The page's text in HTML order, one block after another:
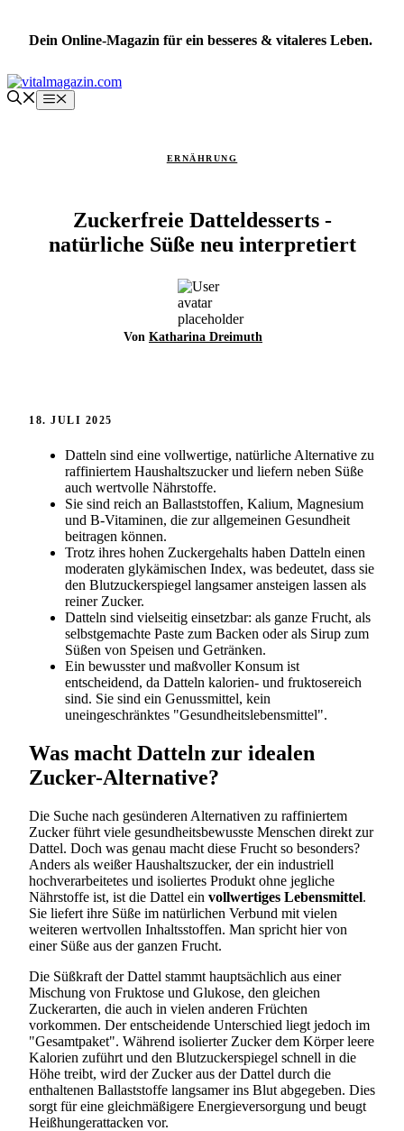
springen
Dein Online-Magazin für ein besseres & vitaleres Leben.
Menü
ERNÄHRUNG
Zuckerfreie Datteldesserts -
natürliche Süße neu interpretiert
Von Katharina Dreimuth
18. JULI 2025
Datteln sind eine vollwertige, natürliche Alternative zu
raffiniertem Haushaltszucker und liefern neben Süße
auch wertvolle Nährstoffe.
Sie sind reich an Ballaststoffen, Kalium, Magnesium
und B-Vitaminen, die zur allgemeinen Gesundheit
beitragen können.
Trotz ihres hohen Zuckergehalts haben Datteln einen
moderaten glykämischen Index, was bedeutet, dass sie
den Blutzuckerspiegel langsamer ansteigen lassen als
reiner Zucker.
Datteln sind vielseitig einsetzbar: als ganze Frucht, als
selbstgemachte Paste zum Backen oder als Sirup zum
Süßen von Speisen und Getränken.
Ein bewusster und maßvoller Konsum ist
entscheidend, da Datteln kalorien- und fruktosereich
sind. Sie sind ein Genussmittel, kein
uneingeschränktes "Gesundheitslebensmittel".
Was macht Datteln zur idealen
Zucker-Alternative?
Die Suche nach gesünderen Alternativen zu raffiniertem
Zucker führt viele gesundheitsbewusste Menschen direkt zur
Dattel. Doch was genau macht diese Frucht so besonders?
Anders als weißer Haushaltszucker, der ein industriell
hochverarbeitetes und isoliertes Produkt ohne jegliche
Nährstoffe ist, ist die Dattel ein vollwertiges Lebensmittel.
Sie liefert ihre Süße im natürlichen Verbund mit vielen
weiteren wertvollen Inhaltsstoffen. Man spricht hier von
einer Süße aus der ganzen Frucht.
Die Süßkraft der Dattel stammt hauptsächlich aus einer
Mischung von Fruktose und Glukose, den gleichen
Zuckerarten, die auch in vielen anderen Früchten
vorkommen. Der entscheidende Unterschied liegt jedoch im
"Gesamtpaket". Während isolierter Zucker dem Körper leere
Kalorien zuführt und den Blutzuckerspiegel schnell in die
Höhe treibt, wird der Zucker aus der Dattel durch die
enthaltenen Ballaststoffe langsamer ins Blut abgegeben. Dies
sorgt für eine gleichmäßigere Energieversorgung und beugt
Heißhungerattacken vor.